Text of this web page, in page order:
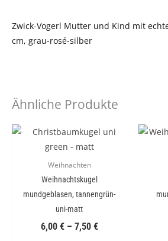
Zwick-Vogerl Mutter und Kind mit
cm, grau-rosé-silber
Ähnliche Produkte
Weihnachten
Weihnachtskugel
mundgeblasen, tannengrün-
uni-matt
6,00 €– 7,50 €